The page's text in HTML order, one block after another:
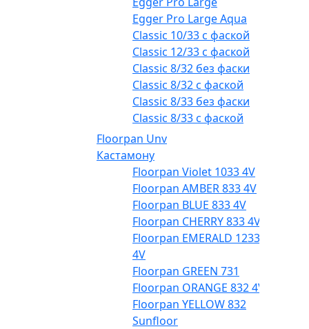
Egger Pro Large Aqua
Classic 10/33 с фаской
Classic 12/33 с фаской
Classic 8/32 без фаски
Classic 8/32 с фаской
Classic 8/33 без фаски
Classic 8/33 с фаской
Floorpan Unv
Кастамону
Floorpan Violet 1033 4V
Floorpan AMBER 833 4V
Floorpan BLUE 833 4V
Floorpan CHERRY 833 4V
Floorpan EMERALD 1233
4V
Floorpan GREEN 731
Floorpan ORANGE 832 4V
Floorpan YELLOW 832
Sunfloor